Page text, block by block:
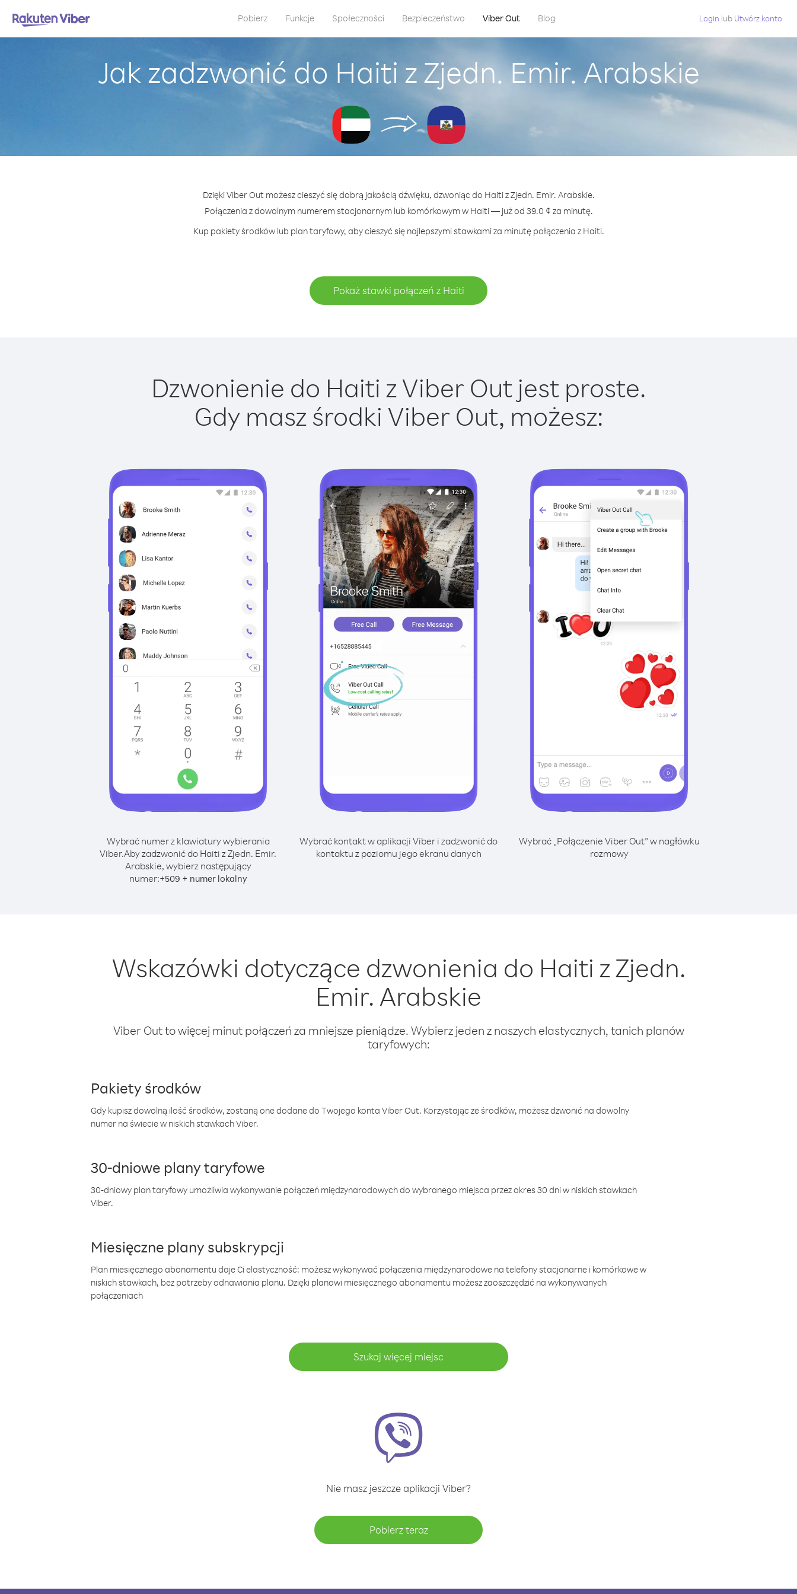
Pobierz Funkcje Społeczności Bezpieczeństwo Viber Out Blog Login lub Utwórz konto
Jak zadzwonić do Haiti z Zjedn. Emir. Arabskie
Dzięki Viber Out możesz cieszyć się dobrą jakością dźwięku, dzwoniąc do Haiti z Zjedn. Emir. Arabskie.
Połączenia z dowolnym numerem stacjonarnym lub komórkowym w Haiti — już od 39.0 ¢ za minutę.
Kup pakiety środków lub plan taryfowy, aby cieszyć się najlepszymi stawkami za minutę połączenia z Haiti.
Pokaż stawki połączeń z Haiti
Dzwonienie do Haiti z Viber Out jest proste.
Gdy masz środki Viber Out, możesz:
Wybrać numer z klawiatury wybierania
Viber.Aby zadzwonić do Haiti z Zjedn. Emir.
Arabskie, wybierz następujący
numer:+509 + numer lokalny
Wybrać kontakt w aplikacji Viber i zadzwonić do
kontaktu z poziomu jego ekranu danych
Wybrać „Połączenie Viber Out” w nagłówku
rozmowy
Wskazówki dotyczące dzwonienia do Haiti z Zjedn.
Emir. Arabskie
Viber Out to więcej minut połączeń za mniejsze pieniądze. Wybierz jeden z naszych elastycznych, tanich planów
taryfowych:
Pakiety środków
Gdy kupisz dowolną ilość środków, zostaną one dodane do Twojego konta Viber Out. Korzystając ze środków, możesz dzwonić na dowolny
numer na świecie w niskich stawkach Viber.
30-dniowe plany taryfowe
30-dniowy plan taryfowy umożliwia wykonywanie połączeń międzynarodowych do wybranego miejsca przez okres 30 dni w niskich stawkach
Viber.
Miesięczne plany subskrypcji
Plan miesięcznego abonamentu daje Ci elastyczność: możesz wykonywać połączenia międzynarodowe na telefony stacjonarne i komórkowe w
niskich stawkach, bez potrzeby odnawiania planu. Dzięki planowi miesięcznego abonamentu możesz zaoszczędzić na wykonywanych
połączeniach
Szukaj więcej miejsc
Nie masz jeszcze aplikacji Viber?
Pobierz teraz